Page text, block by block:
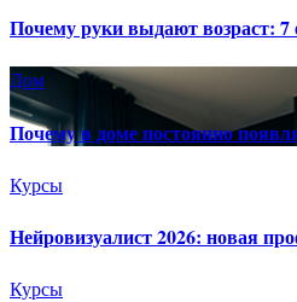
Почему руки выдают возраст:
Дом
Почему в доме постоянно
Курсы
Нейровизуалист 2026: новая
Курсы